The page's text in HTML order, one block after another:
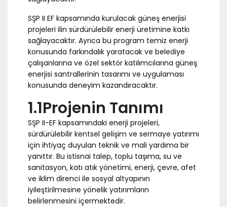
SŞP II EF kapsamında kurulacak güneş enerjisi
projeleri ilin sürdürülebilir enerji üretimine katkı
sağlayacaktır. Ayrıca bu program temiz enerji
konusunda farkındalık yaratacak ve belediye
çalışanlarına ve özel sektör katılımcılarına güneş
enerjisi santrallerinin tasarımı ve uygulaması
konusunda deneyim kazandıracaktır.
1.1Projenin Tanımı
SŞP II-EF kapsamındaki enerji projeleri,
sürdürülebilir kentsel gelişim ve sermaye yatırımı
için ihtiyaç duyulan teknik ve mali yardıma bir
yanıttır. Bu istisnai talep, toplu taşıma, su ve
sanitasyon, katı atık yönetimi, enerji, çevre, afet
ve iklim direnci ile sosyal altyapının
iyileştirilmesine yönelik yatırımların
belirlenmesini içermektedir.